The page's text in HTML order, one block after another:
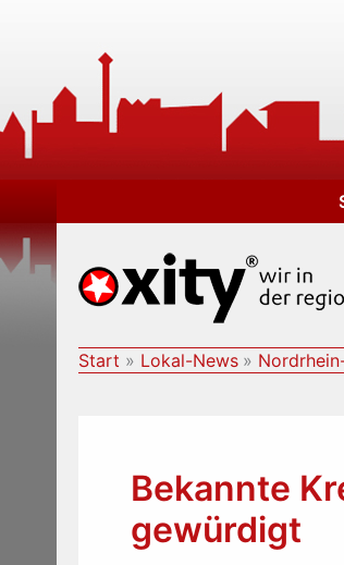
Start Lokal-News
Bekannte
gewürdigt